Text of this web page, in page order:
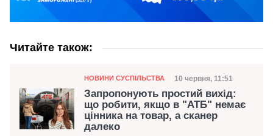
Читайте також:
Категорія
НОВИНИ СУСПІЛЬСТВА Дата публікації
10 червня, 11:51
Запропонують простий вихід:
що робити, якщо в "АТБ" немає
цінника на товар, а сканер
далеко